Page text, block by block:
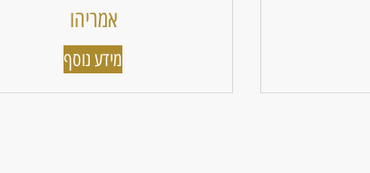
אמריהו
מידע נוסף